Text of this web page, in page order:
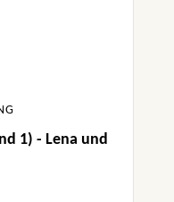
1) - Lena und